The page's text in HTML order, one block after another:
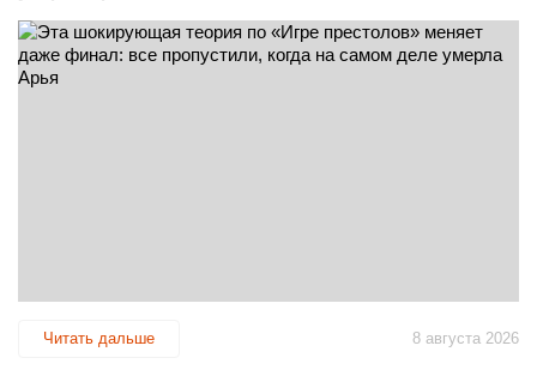
Читать дальше 8 августа 2026